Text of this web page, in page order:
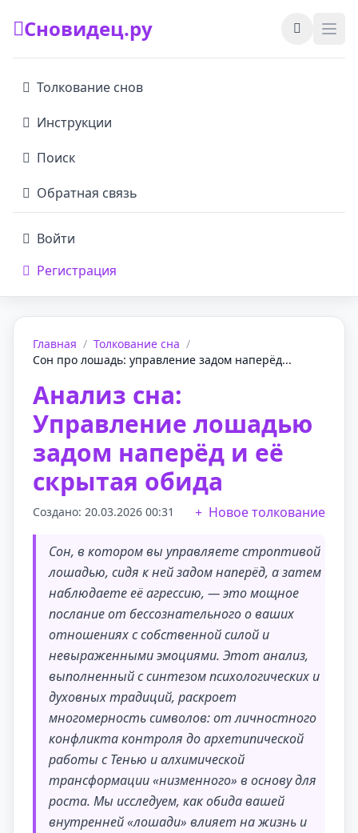
Сновидец.ру
Толкование снов
Инструкции
Поиск
Обратная связь
Войти
Регистрация
Главная / Толкование сна /
Сон про лошадь: управление задом наперёд...
Анализ сна:
Управление лошадью
задом наперёд и её
скрытая обида
Создано: 20.03.2026 00:31 Новое толкование
Сон, в котором вы управляете строптивой
лошадью, сидя к ней задом наперёд, а затем
наблюдаете её агрессию, — это мощное
послание от бессознательного о ваших
отношениях с собственной силой и
невыраженными эмоциями. Этот анализ,
выполненный с синтезом психологических и
духовных традиций, раскроет
многомерность символов: от личностного
конфликта контроля до архетипической
работы с Тенью и алхимической
трансформации «низменного» в основу для
роста. Мы исследуем, как обида вашей
внутренней «лошади» влияет на жизнь и